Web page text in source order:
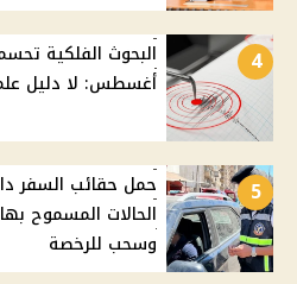
4
أغسطس: لا دليل
5
حمل حقائب السفر
الحالات المسموح
وسحب للرخصة